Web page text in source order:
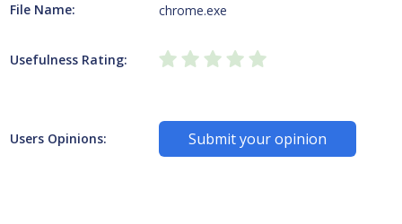
File Name: chrome.exe
Usefulness Rating:
Users Opinions: Submit your opinion